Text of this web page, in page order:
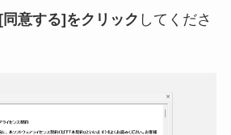
[同意する]をクリック してくださ